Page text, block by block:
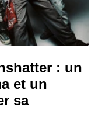
: un
et un
sa